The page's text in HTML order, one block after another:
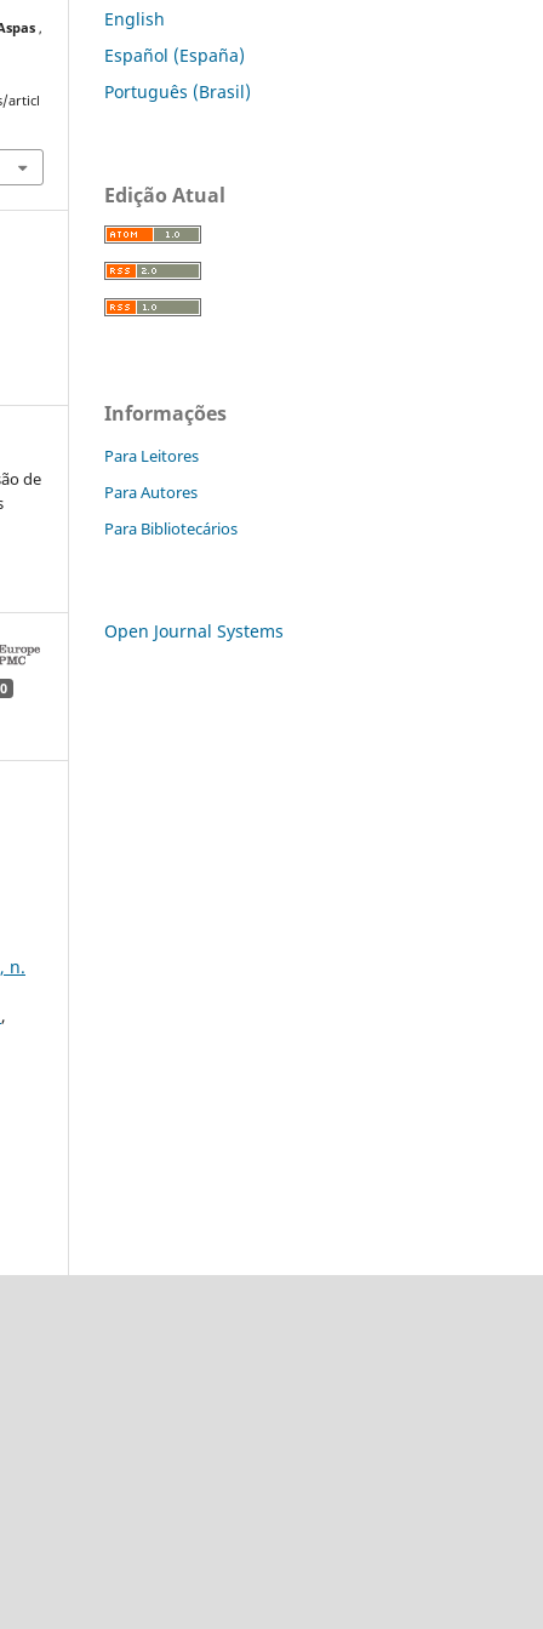
,
articl
de
0
n.
,
English
Español (España)
Português (Brasil)
Edição Atual
Informações
Para Leitores
Para Autores
Para Bibliotecários
Open Journal Systems